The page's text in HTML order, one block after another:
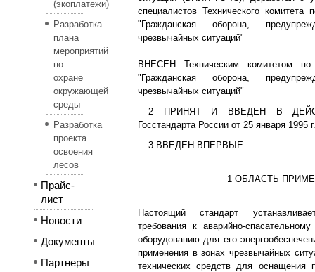
(экоплатежи)
Разработка
плана
мероприятий
по
охране
окружающей
среды
Разработка
проекта
освоения
лесов
Прайс-
лист
Новости
Документы
Партнеры
специалистов Технического комитета
"Гражданская оборона,
чрезвычайных ситуаций"
ВНЕСЕН Техническим комитетом
"Гражданская оборона,
чрезвычайных ситуаций"
2 ПРИНЯТ И ВВЕДЕН В
Госстандарта России от 25 января 1995
3 ВВЕДЕН ВПЕРВЫЕ
1 ОБЛАСТЬ
Настоящий стандарт
требования к аварийно-
оборудованию для его
применения в зонах чрезвычайных
технических средств для оснащения